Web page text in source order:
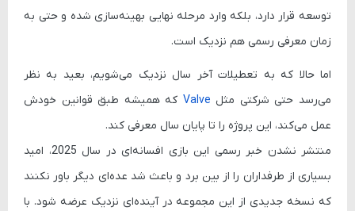
توسعه قرار دارد، بلکه وارد مرحله نهایی بهینه‌سازی شده و حتی به
زمان معرفی رسمی هم نزدیک است.
اما حالا که به تعطیلات آخر سال نزدیک می‌شویم، بعید به نظر
می‌رسد حتی شرکتی مثل Valve که همیشه طبق قوانین خودش
عمل می‌کند، این پروژه را تا پایان سال معرفی کند.
منتشر نشدن خبر رسمی این بازی افسانه‌ای در سال 2025، امید
بسیاری از طرفداران را از بین برد و باعث شد عده‌ای دیگر باور نکنند
که نسخه جدیدی از این مجموعه در آینده‌ای نزدیک عرضه شود. با